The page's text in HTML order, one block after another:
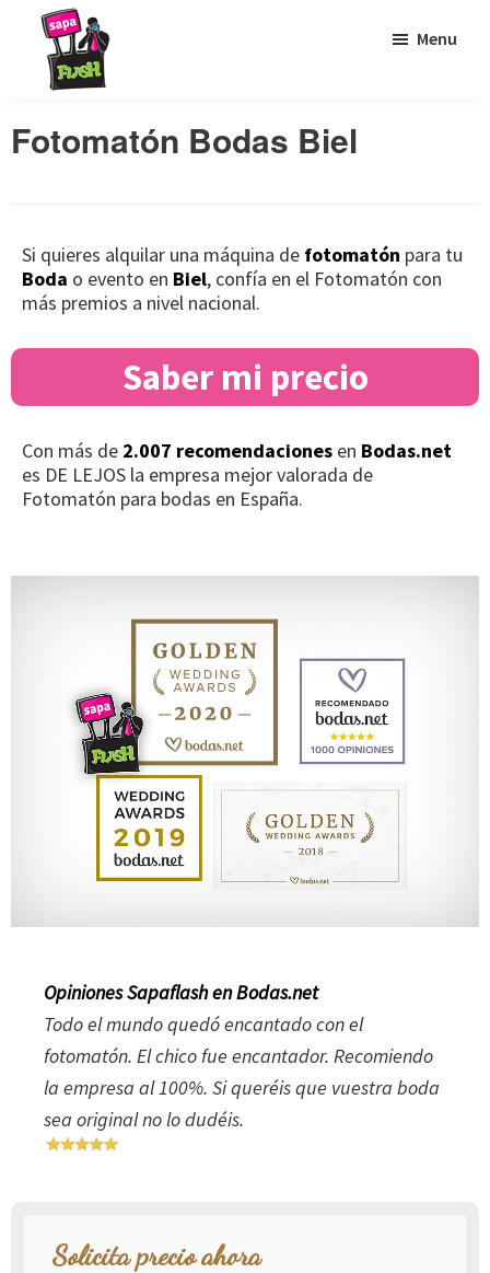
Saltar
principal
Saltar
contenido
Saltar
página
para
Menu
Fotomatón Bodas Biel
Si quieres alquilar una máquina de fotomatón para tu
Boda o evento en Biel, confía en el Fotomatón con
más premios a nivel nacional.
Saber mi precio
Con más de 2.007 recomendaciones en Bodas.net
es DE LEJOS la empresa mejor valorada de
Fotomatón para bodas en España.
Opiniones Sapaflash en Bodas.net
Todo el mundo quedó encantado con el
fotomatón. El chico fue encantador. Recomiendo
la empresa al 100%. Si queréis que vuestra boda
sea original no lo dudéis.
Solicita precio ahora